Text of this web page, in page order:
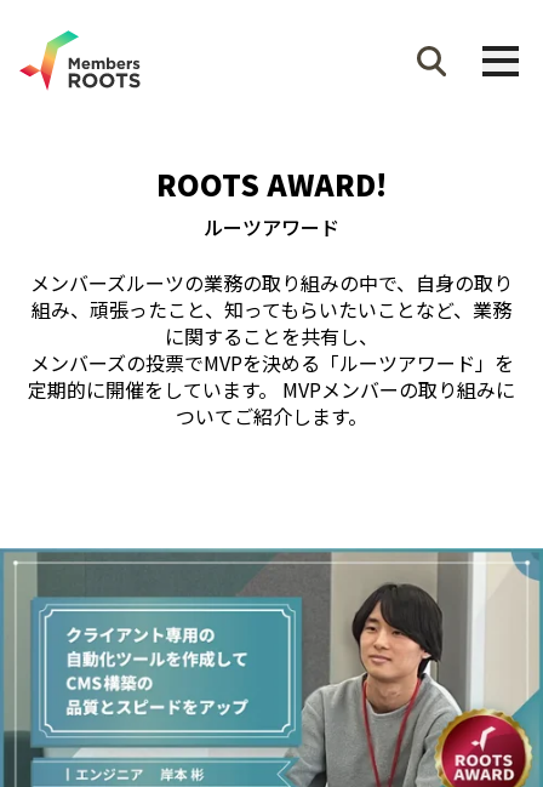
ROOTS AWARD!
ルーツアワード
メンバーズルーツの業務の取り組みの中で、自身の取り
組み、頑張ったこと、知ってもらいたいことなど、業務
に関することを共有し、
メンバーズの投票でMVPを決める「ルーツアワード」を
定期的に開催をしています。 MVPメンバーの取り組みに
ついてご紹介します。